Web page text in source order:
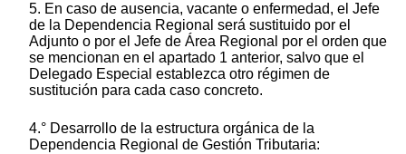
5. En caso de ausencia, vacante o enfermedad, el Jefe
de la Dependencia Regional será sustituido por el
Adjunto o por el Jefe de Área Regional por el orden que
se mencionan en el apartado 1 anterior, salvo que el
Delegado Especial establezca otro régimen de
sustitución para cada caso concreto.
4.° Desarrollo de la estructura orgánica de la
Dependencia Regional de Gestión Tributaria: